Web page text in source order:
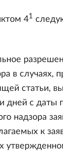
41
в случаях,
статьи,
дней с даты
надзора
к